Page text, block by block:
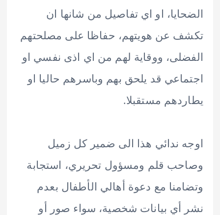
او اي تفاصيل من شانها ان
عن هويتهم، حفاظا على مصلحتهم
ووقاية لهم من اي اذى نفسي او
قد يلحق بهم وباسرهم حاليا او
مستقبلا.
ندائي هذا الى ضمير كل زميل
قلم ومسؤول تحريري، استجابة
مع دعوة أهالي الأطفال بعدم
أي بيانات شخصية، سواء صور أو